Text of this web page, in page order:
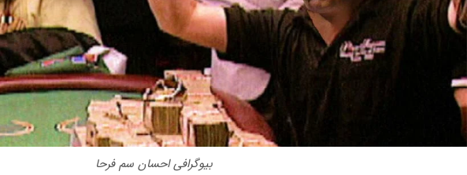
بیوگرافی احسان سم فرحا